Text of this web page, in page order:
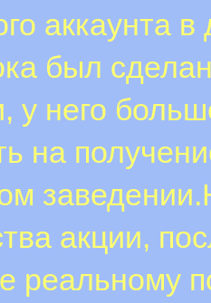
аккаунта
был
у него
на
акции,
реальному